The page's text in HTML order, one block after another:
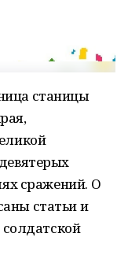
станицы
сражений. О
статьи и